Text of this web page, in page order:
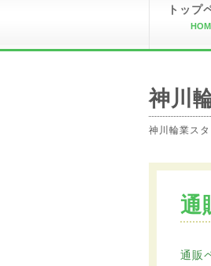
トップ
神川
神川輪業ス
通
通販